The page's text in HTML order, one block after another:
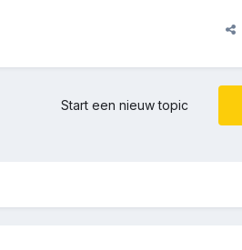
Start een nieuw topic